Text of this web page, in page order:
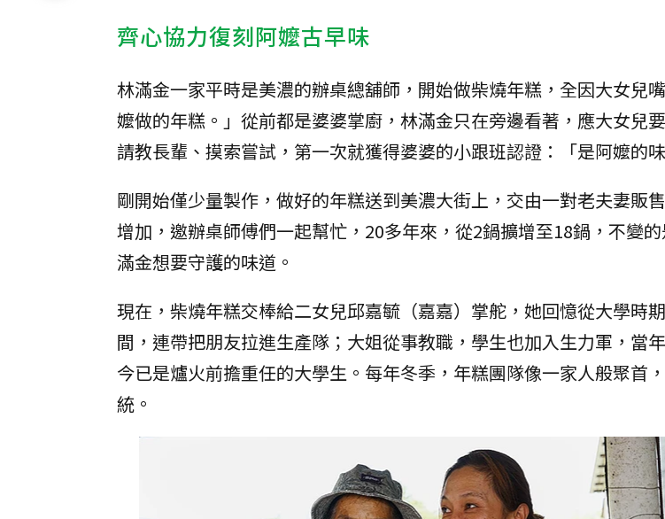
齊心協力復刻阿嬤古早味
林滿金一家平時是美濃的辦桌總舖師，開始做柴燒年糕，全因大女兒
嬤做的年糕。」從前都是婆婆掌廚，林滿金只在旁邊看著，應大女兒
請教長輩、摸索嘗試，第一次就獲得婆婆的小跟班認證：「是阿嬤的味
剛開始僅少量製作，做好的年糕送到美濃大街上，交由一對老夫妻販
增加，邀辦桌師傅們一起幫忙，20多年來，從2鍋擴增至18鍋，不變
滿金想要守護的味道。
現在，柴燒年糕交棒給二女兒邱嘉毓（嘉嘉）掌舵，她回憶從大學時
間，連帶把朋友拉進生產隊；大姐從事教職，學生也加入生力軍，當
今已是爐火前擔重任的大學生。每年冬季，年糕團隊像一家人般聚首
統。